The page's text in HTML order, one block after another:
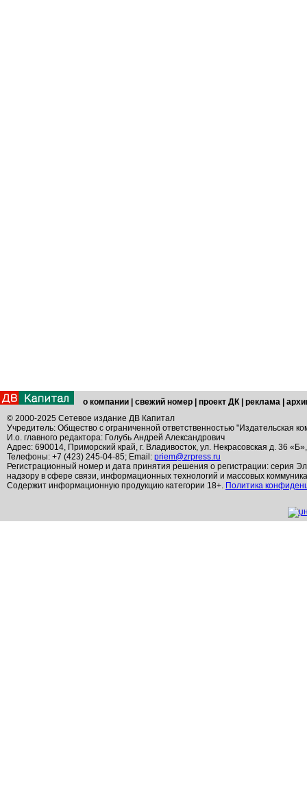
о компании свежий номер проект ДК реклама
© 2000-2025 Сетевое издание ДВ Капитал
Учредитель: Общество с ограниченной ответственностью "Издательская
И.о. главного редактора: Голубь Андрей Александрович
Адрес: 690014, Приморский край, г. Владивосток, ул. Некрасовская д. 36
Телефоны: +7 (423) 245-04-85; Email: priem@zrpress.ru
Регистрационный номер и дата принятия решения о регистрации: серия
надзору в сфере связи, информационных технологий и массовых
Содержит информационную продукцию категории 18+. Политика